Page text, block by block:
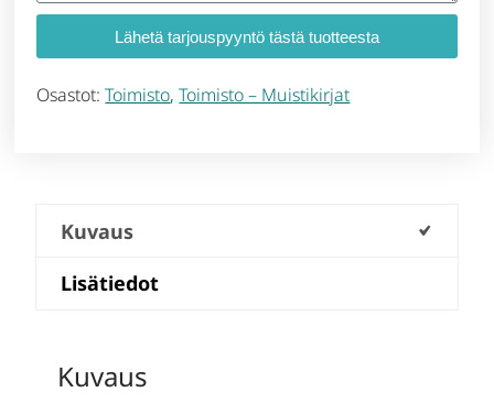
Lähetä tarjouspyyntö tästä tuotteesta
Osastot:Toimisto,Toimisto – Muistikirjat
Kuvaus
Lisätiedot
Kuvaus